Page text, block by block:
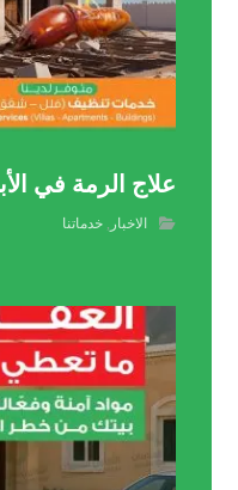
علاج الرمة في
الاخبار ,خدماتنا